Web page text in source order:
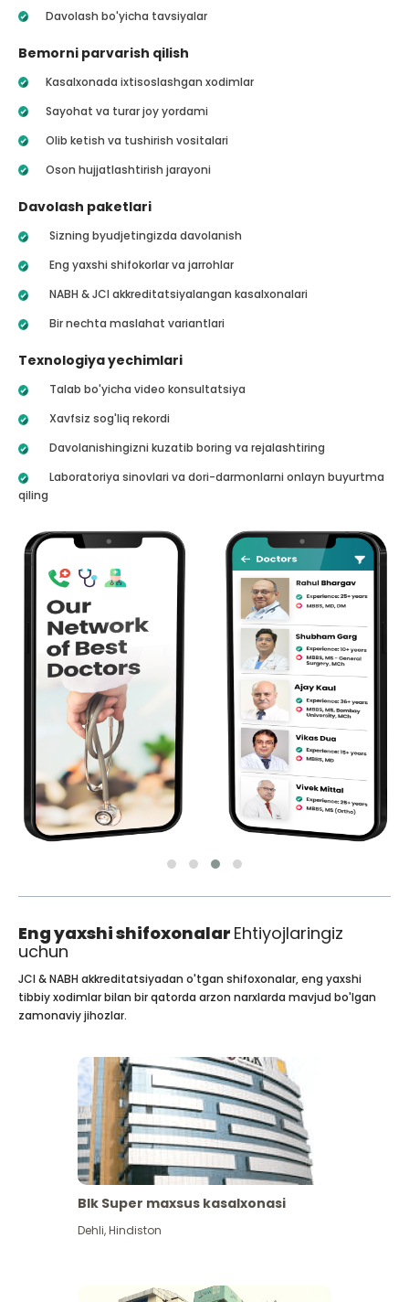
Davolash bo'yicha tavsiyalar
Bemorni parvarish qilish
Kasalxonada ixtisoslashgan xodimlar
Sayohat va turar joy yordami
Olib ketish va tushirish vositalari
Oson hujjatlashtirish jarayoni
Davolash paketlari
Sizning byudjetingizda davolanish
Eng yaxshi shifokorlar va jarrohlar
NABH & JCI akkreditatsiyalangan kasalxonalari
Bir nechta maslahat variantlari
Texnologiya yechimlari
Talab bo'yicha video konsultatsiya
Xavfsiz sog'liq rekordi
Davolanishingizni kuzatib boring va rejalashtiring
Laboratoriya sinovlari va dori-darmonlarni onlayn buyurtma
qiling
Eng yaxshi shifoxonalar Ehtiyojlaringiz
uchun
JCI & NABH akkreditatsiyadan o'tgan shifoxonalar, eng yaxshi
tibbiy xodimlar bilan bir qatorda arzon narxlarda mavjud bo'lgan
zamonaviy jihozlar.
Blk Super maxsus kasalxonasi
Dehli,Hindiston